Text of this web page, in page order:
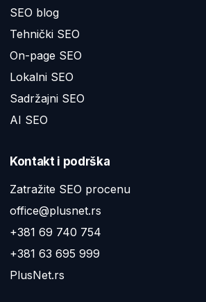
SEO blog
Tehnički SEO
On-page SEO
Lokalni SEO
Sadržajni SEO
AI SEO
Kontakt i podrška
Zatražite SEO procenu
office@plusnet.rs
+381 69 740 754
+381 63 695 999
PlusNet.rs